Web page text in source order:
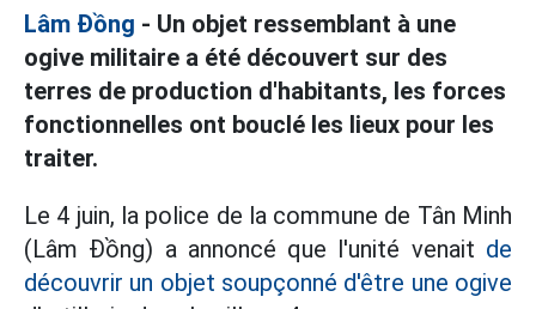
Lâm Đồng - Un objet ressemblant à une
ogive militaire a été découvert sur des
terres de production d'habitants, les forces
fonctionnelles ont bouclé les lieux pour les
traiter.
Le 4 juin, la police de la commune de Tân Minh
(Lâm Đồng) a annoncé que l'unité venait de
découvrir un objet soupçonné d'être une ogive